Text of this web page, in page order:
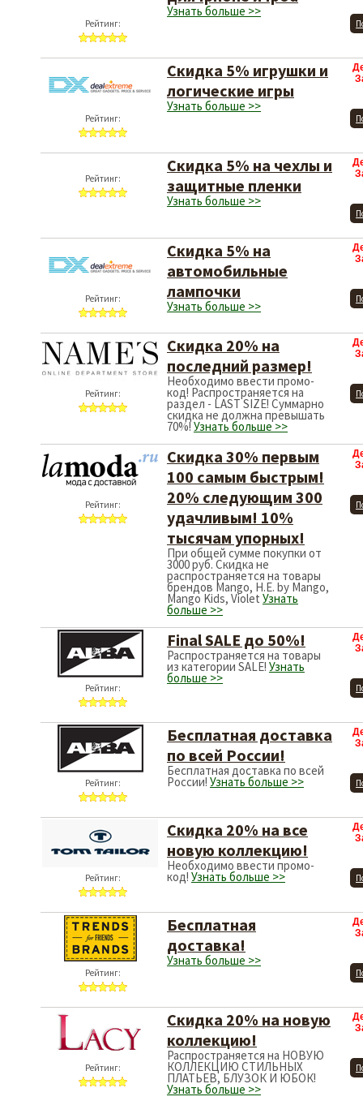
Рейтинг:
Узнать больше >>
Рейтинг:
Скидка 5% игрушки и
логические игры
Узнать больше >>
Рейтинг:
Скидка 5% на чехлы и
защитные пленки
Узнать больше >>
Рейтинг:
Скидка 5% на
автомобильные
лампочки
Узнать больше >>
Рейтинг:
Скидка 20% на
последний размер!
Необходимо ввести промо-
код! Распространяется на
раздел - LAST SIZE! Суммарно
скидка не должна превышать
70%!Узнать больше >>
Рейтинг:
Скидка 30% первым
100 самым быстрым!
20% следующим 300
удачливым! 10%
тысячам упорных!
При общей сумме покупки от
3000 руб. Скидка не
распространяется на товары
брендов Mango, H.E. by Mango,
Mango Kids, Violet Узнать
больше >>
Рейтинг:
Final SALE до 50%!
Распространяется на товары
из категории SALE! Узнать
больше >>
Рейтинг:
Бесплатная доставка
по всей России!
Бесплатная доставка по всей
России! Узнать больше >>
Рейтинг:
Скидка 20% на все
новую коллекцию!
Необходимо ввести промо-
код! Узнать больше >>
Рейтинг:
Бесплатная
доставка!
Узнать больше >>
Рейтинг:
Скидка 20% на новую
коллекцию!
Распространяется на НОВУЮ
КОЛЛЕКЦИЮ СТИЛЬНЫХ
ПЛАТЬЕВ, БЛУЗОК И ЮБОК!
Узнать больше >>